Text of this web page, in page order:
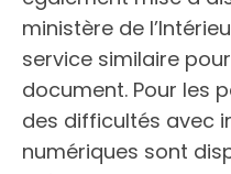
ministère de
service similaire
document. Pour les
des difficultés avec
numériques sont